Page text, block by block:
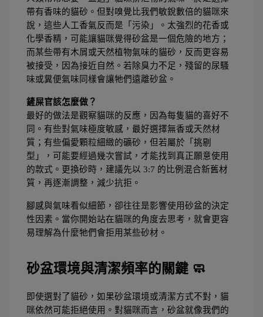
帶有香味的貓砂。但對嗅覺比我們敏銳數倍的貓咪來
說，這些人工香氣反而是「污染」。太強烈的花香或
化學香精，可能讓貓咪覺得砂盆是一個危險的地方；
而某些帶有木屑或天然植物氣味的貓砂，反而更容易
被接受，因為接近自然。若除臭力不足，殘留的尿騷
味或糞便氣味同樣會讓牠們遠離砂盆。
鏟屎官該怎麼做？
最好的做法是觀察貓咪的反應，因為每隻貓的喜好不
同。有些對氣味極度敏感，最好選擇無香或天然材
質；有些偏愛顆粒細緻的礦砂，但若屬於「挑剔
型」，可能要經過幾次嘗試，才能找到真正願意使用
的款式。更換砂時，建議先以 3:7 的比例混合新舊材
質，再逐漸調整，減少抗拒。
腳感與氣味看似細節，卻往往是影響使用砂盆的決定
性因素。當你開始站在貓咪的角度去思考，就會更容
易理解為什麼牠們會拒用某些砂材。
砂盆環境與清潔頻率的關鍵 🧼
即使選對了貓砂，如果砂盆環境或清潔方式不對，貓
咪依然可能拒絕使用。對貓咪而言，砂盆就像我們的